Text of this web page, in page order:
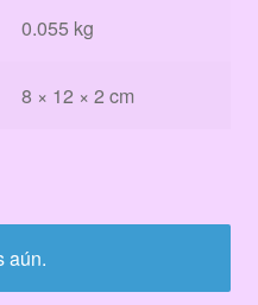
0.055 kg
8 × 12 × 2 cm
aún.